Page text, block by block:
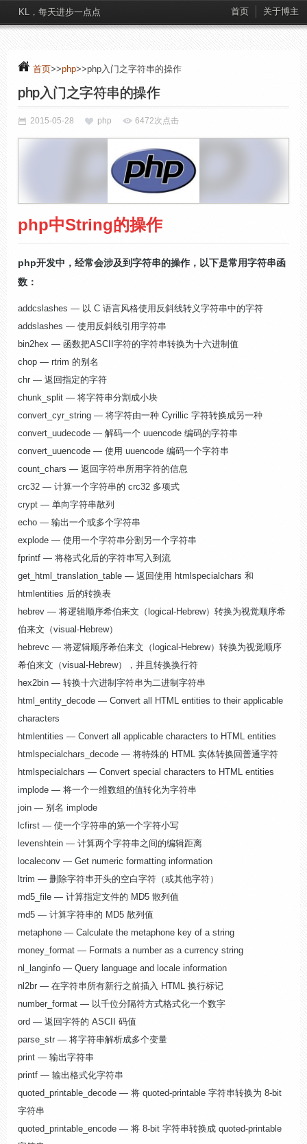
KL，每天进步一点点 首页 关于博主
首页>>php>>php入门之字符串的操作
php入门之字符串的操作
2015-05-28 php 6472次点击
php中String的操作
php开发中，经常会涉及到字符串的操作，以下是常用字符串函
数：
addcslashes — 以 C 语言风格使用反斜线转义字符串中的字符
addslashes — 使用反斜线引用字符串
bin2hex — 函数把ASCII字符的字符串转换为十六进制值
chop — rtrim 的别名
chr — 返回指定的字符
chunk_split — 将字符串分割成小块
convert_cyr_string — 将字符由一种 Cyrillic 字符转换成另一种
convert_uudecode — 解码一个 uuencode 编码的字符串
convert_uuencode — 使用 uuencode 编码一个字符串
count_chars — 返回字符串所用字符的信息
crc32 — 计算一个字符串的 crc32 多项式
crypt — 单向字符串散列
echo — 输出一个或多个字符串
explode — 使用一个字符串分割另一个字符串
fprintf — 将格式化后的字符串写入到流
get_html_translation_table — 返回使用 htmlspecialchars 和
htmlentities 后的转换表
hebrev — 将逻辑顺序希伯来文（logical-Hebrew）转换为视觉顺序希
伯来文（visual-Hebrew）
hebrevc — 将逻辑顺序希伯来文（logical-Hebrew）转换为视觉顺序
希伯来文（visual-Hebrew），并且转换换行符
hex2bin — 转换十六进制字符串为二进制字符串
html_entity_decode — Convert all HTML entities to their applicable
characters
htmlentities — Convert all applicable characters to HTML entities
htmlspecialchars_decode — 将特殊的 HTML 实体转换回普通字符
htmlspecialchars — Convert special characters to HTML entities
implode — 将一个一维数组的值转化为字符串
join — 别名 implode
lcfirst — 使一个字符串的第一个字符小写
levenshtein — 计算两个字符串之间的编辑距离
localeconv — Get numeric formatting information
ltrim — 删除字符串开头的空白字符（或其他字符）
md5_file — 计算指定文件的 MD5 散列值
md5 — 计算字符串的 MD5 散列值
metaphone — Calculate the metaphone key of a string
money_format — Formats a number as a currency string
nl_langinfo — Query language and locale information
nl2br — 在字符串所有新行之前插入 HTML 换行标记
number_format — 以千位分隔符方式格式化一个数字
ord — 返回字符的 ASCII 码值
parse_str — 将字符串解析成多个变量
print — 输出字符串
printf — 输出格式化字符串
quoted_printable_decode — 将 quoted-printable 字符串转换为 8-bit
字符串
quoted_printable_encode — 将 8-bit 字符串转换成 quoted-printable